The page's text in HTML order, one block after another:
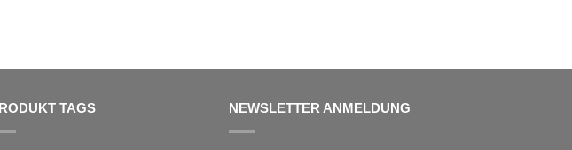
TAGS NEWSLETTER ANMELDUNG